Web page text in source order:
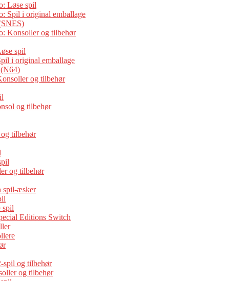
Løse spil
Spil i original emballage
Konsoller og tilbehør
spil
i original emballage
og tilbehør
og tilbehør
tilbehør
og tilbehør
spil-æsker
spil
Editions Switch
spil og tilbehør
og tilbehør